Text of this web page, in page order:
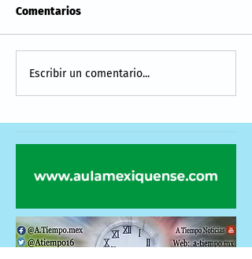
Comentarios
Escribir un comentario...